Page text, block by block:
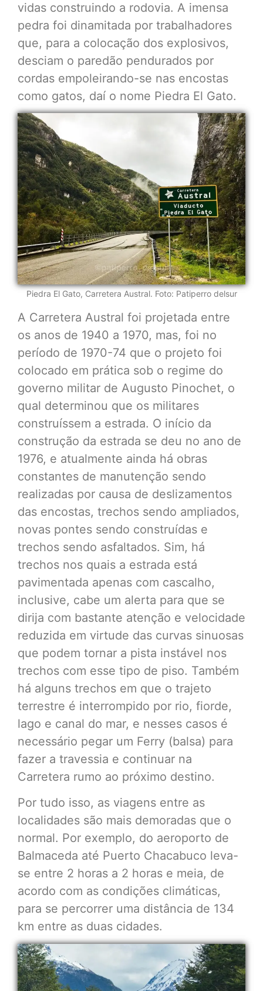
vidas construindo a rodovia. A imensa
pedra foi dinamitada por trabalhadores
que, para a colocação dos explosivos,
desciam o paredão pendurados por
cordas empoleirando-se nas encostas
como gatos, daí o nome Piedra El Gato.
Piedra El Gato, Carretera Austral. Foto: Patiperro delsur
A Carretera Austral foi projetada entre
os anos de 1940 a 1970, mas, foi no
período de 1970-74 que o projeto foi
colocado em prática sob o regime do
governo militar de Augusto Pinochet, o
qual determinou que os militares
construíssem a estrada. O início da
construção da estrada se deu no ano de
1976, e atualmente ainda há obras
constantes de manutenção sendo
realizadas por causa de deslizamentos
das encostas, trechos sendo ampliados,
novas pontes sendo construídas e
trechos sendo asfaltados. Sim, há
trechos nos quais a estrada está
pavimentada apenas com cascalho,
inclusive, cabe um alerta para que se
dirija com bastante atenção e velocidade
reduzida em virtude das curvas sinuosas
que podem tornar a pista instável nos
trechos com esse tipo de piso. Também
há alguns trechos em que o trajeto
terrestre é interrompido por rio, fiorde,
lago e canal do mar, e nesses casos é
necessário pegar um Ferry (balsa) para
fazer a travessia e continuar na
Carretera rumo ao próximo destino.
Por tudo isso, as viagens entre as
localidades são mais demoradas que o
normal. Por exemplo, do aeroporto de
Balmaceda até Puerto Chacabuco leva-
se entre 2 horas a 2 horas e meia, de
acordo com as condições climáticas,
para se percorrer uma distância de 134
km entre as duas cidades.